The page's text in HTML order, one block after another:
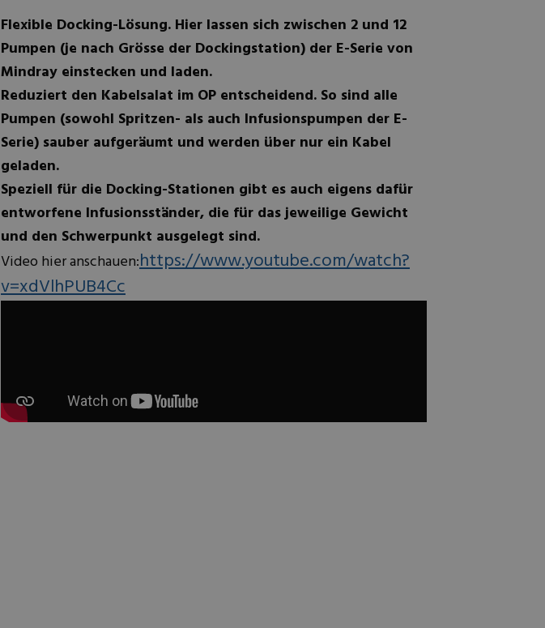
Flexible Docking-Lösung. Hier lassen sich zwischen 2 und 12
Pumpen (je nach Grösse der Dockingstation) der E-Serie von
Mindray einstecken und laden.
Reduziert den Kabelsalat im OP entscheidend. So sind alle
Pumpen (sowohl Spritzen- als auch Infusionspumpen der E-
Serie) sauber aufgeräumt und werden über nur ein Kabel
geladen.
Speziell für die Docking-Stationen gibt es auch eigens dafür
entworfene Infusionsständer, die für das jeweilige Gewicht
und den Schwerpunkt ausgelegt sind.
Video hier anschauen:https://www.youtube.com/watch?
v=xdVlhPUB4Cc